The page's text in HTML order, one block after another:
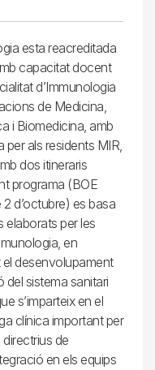
esta reacreditada
capacitat docent
d’Immunologia
de Medicina,
i Biomedicina, amb
als residents MIR,
dos itineraris
programa (BOE
d’octubre) es basa
elaborats per les
en
desenvolupament
del sistema sanitari
s’imparteix en el
clínica important per
de
en els equips